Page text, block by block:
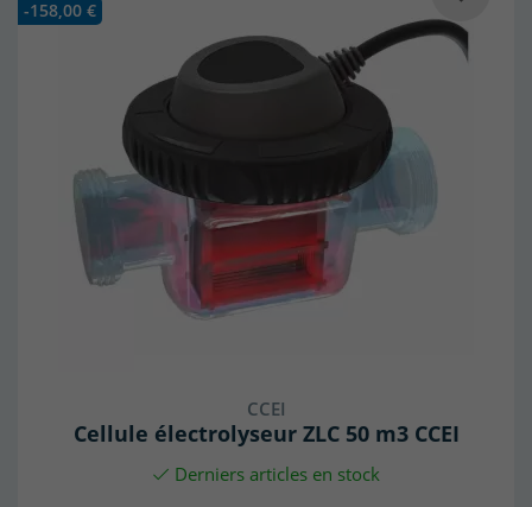
CCEI
Cellule électrolyseur ZLC 50 m3 CCEI
Derniers articles en stock
-158,00 €